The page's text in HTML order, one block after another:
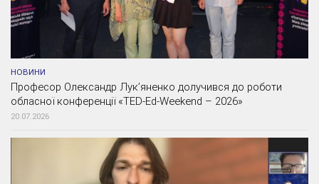
НОВИНИ
Професор Олександр Лук’яненко долучився до роботи
обласної конференції «TED-Ed-Weekend – 2026»
20.07.2026